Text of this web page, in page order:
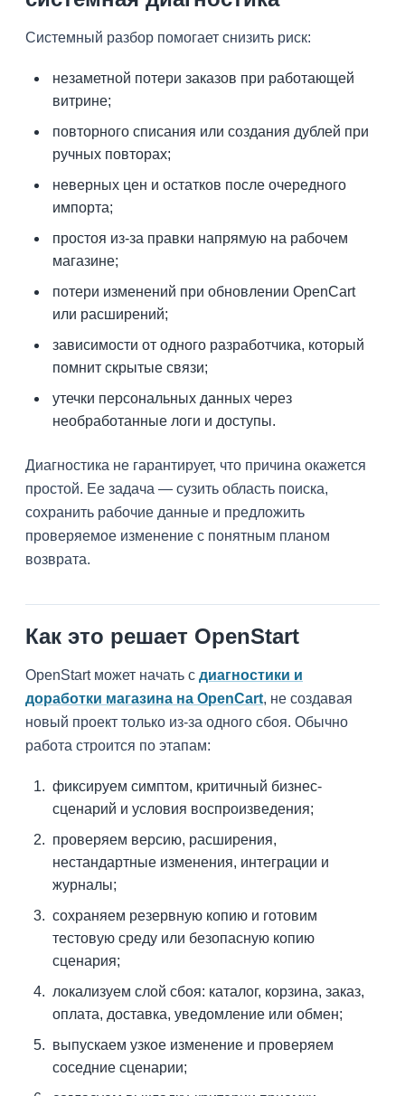
Системный разбор помогает снизить риск:
незаметной потери заказов при работающей
витрине;
повторного списания или создания дублей при
ручных повторах;
неверных цен и остатков после очередного
импорта;
простоя из-за правки напрямую на рабочем
магазине;
потери изменений при обновлении OpenCart
или расширений;
зависимости от одного разработчика, который
помнит скрытые связи;
утечки персональных данных через
необработанные логи и доступы.
Диагностика не гарантирует, что причина окажется
простой. Ее задача — сузить область поиска,
сохранить рабочие данные и предложить
проверяемое изменение с понятным планом
возврата.
Как это решает OpenStart
OpenStart может начать с диагностики и
доработки магазина на OpenCart, не создавая
новый проект только из-за одного сбоя. Обычно
работа строится по этапам:
фиксируем симптом, критичный бизнес-
сценарий и условия воспроизведения;
проверяем версию, расширения,
нестандартные изменения, интеграции и
журналы;
сохраняем резервную копию и готовим
тестовую среду или безопасную копию
сценария;
локализуем слой сбоя: каталог, корзина, заказ,
оплата, доставка, уведомление или обмен;
выпускаем узкое изменение и проверяем
соседние сценарии;